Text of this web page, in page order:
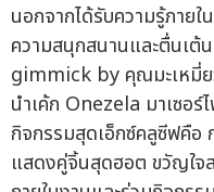
นอกจากได้รับความรู้ภาย
ความสนุกสนานและตื่นเ
gimmick by คุณมะเหมี่ย
นำเค้ก Onezela มาเซอ
กิจกรรมสุดเอ็กซ์คลูซีฟคือ
แสดงคู่จิ้นสุดฮอต ขวัญใจ